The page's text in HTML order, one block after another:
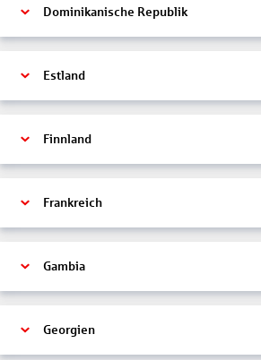
Dominikanische Republik
Estland
Finnland
Frankreich
Gambia
Georgien